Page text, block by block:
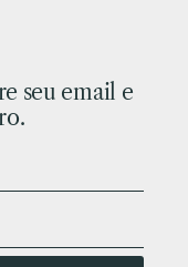
seu email e